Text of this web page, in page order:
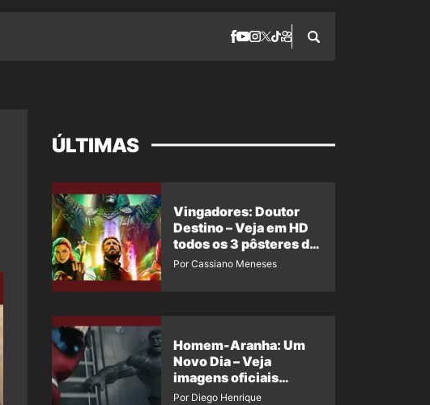
ÚLTIMAS
Vingadores: Doutor
Destino – Veja em HD
todos os 3 pôsteres de
‘Doomsday’ + 1 imagem
Por Cassiano Meneses
Homem-Aranha: Um
Novo Dia – Veja
imagens oficiais
descartadas do Hulk
Por Diego Henrique